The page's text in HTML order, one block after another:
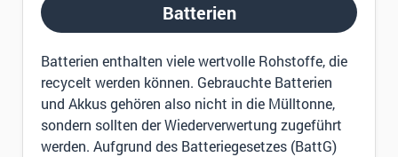
Batterien
Batterien enthalten viele wertvolle Rohstoffe, die
recycelt werden können. Gebrauchte Batterien
und Akkus gehören also nicht in die Mülltonne,
sondern sollten der Wiederverwertung zugeführt
werden. Aufgrund des Batteriegesetzes (BattG)